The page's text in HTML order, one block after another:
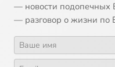
— новости подопечных
— разговор о жизни по